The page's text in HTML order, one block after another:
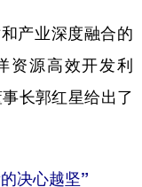
عربى
한국어
产业深度融合的
资源高效开发利
长郭红星给出了
决心越坚”